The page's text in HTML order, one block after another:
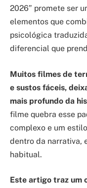
2026” promete ser
elementos que
psicológica
diferencial que
Muitos filmes de
e sustos fáceis,
mais profundo da
filme quebra esse
complexo e um
dentro da narrativa,
habitual.
Este artigo traz um